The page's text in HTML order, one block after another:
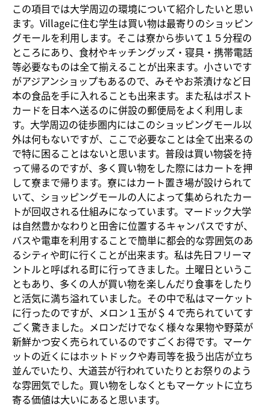
この項目では大学周辺の環境について紹介したいと思い
ます。Villageに住む学生は買い物は最寄りのショッピン
グモールを利用します。そこは寮から歩いて１５分程の
ところにあり、食材やキッチングッズ・寝具・携帯電話
等必要なものは全て揃えることが出来ます。小さいです
がアジアンショップもあるので、みそやお茶漬けなど日
本の食品を手に入れることも出来ます。また私はポスト
カードを日本へ送るのに併設の郵便局をよく利用しま
す。大学周辺の徒歩圏内にはこのショッピングモール以
外は何もないですが、ここで必要なことは全て出来るの
で特に困ることはないと思います。普段は買い物袋を持
って帰るのですが、多く買い物をした際にはカートを押
して寮まで帰ります。寮にはカート置き場が設けられて
いて、ショッピングモールの人によって集められたカー
トが回収される仕組みになっています。マードック大学
は自然豊かなわりと田舎に位置するキャンパスですが、
バスや電車を利用することで簡単に都会的な雰囲気のあ
るシティや町に行くことが出来ます。私は先日フリーマ
ントルと呼ばれる町に行ってきました。土曜日というこ
ともあり、多くの人が買い物を楽しんだり食事をしたり
と活気に満ち溢れていました。その中で私はマーケット
に行ったのですが、メロン１玉が＄４で売られていてす
ごく驚きました。メロンだけでなく様々な果物や野菜が
新鮮かつ安く売られているのですごくお得です。マーケ
ットの近くにはホットドックや寿司等を扱う出店が立ち
並んでいたり、大道芸が行われていたりとお祭りのよう
な雰囲気でした。買い物をしなくともマーケットに立ち
寄る価値は大いにあると思います。